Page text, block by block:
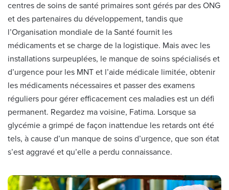
centres de soins de santé primaires sont gérés par des ONG
et des partenaires du développement, tandis que
l’Organisation mondiale de la Santé fournit les
médicaments et se charge de la logistique. Mais avec les
installations surpeuplées, le manque de soins spécialisés et
d’urgence pour les MNT et l’aide médicale limitée, obtenir
les médicaments nécessaires et passer des examens
réguliers pour gérer efficacement ces maladies est un défi
permanent. Regardez ma voisine, Fatima. Lorsque sa
glycémie a grimpé de façon inattendue les retards ont été
tels, à cause d’un manque de soins d’urgence, que son état
s’est aggravé et qu’elle a perdu connaissance.